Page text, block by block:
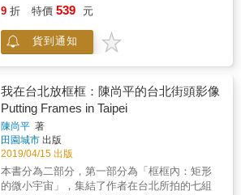
天象萊狀雲，以及唯獨守候才能拾獲的絕美日
出與夕陽。首先欣賞這二十件我心目中的佳
作，接著，就和我一同進入山林世界的探險
吧！」－－本書作者 吳孟韋（摘自內容
【Gallery】臺灣旅人誌精選，台灣最美20景）
本書特色 ◆容易閱讀，知識密度高。 ◆全書超
過120幅珍貴攝影作品，以實拍攝影作品呈現台
灣山林絕景之美。 ◆提供天氣預估、APP使
用、設備器材、構圖與參數設定等拍攝知識基
礎。 ◆實用的攝影指導： 【照片故事】照片的
幕後故事。包括如何勘景、構圖的想法、等待
與學習等過程。 【拍攝手法】鏡頭、焦段、參
數、快門的設定與抉擇 【光影】如何善用光
師的責任，期望用手中的鏡頭，將所見忠實記
些得來不易的驚喜一瞬 ‧雲海翻騰，我用兩套相
機變換角度輪流曝光。太陽漸漸升起，從珠峰
開始，陽光逐一點亮喜馬拉雅山脈群峰及雲
用，在我與希夏邦馬峰之間竟然形成了神聖的
佛光。 ‧秋天那次，我直接到達措學仁瑪，拍攝
到了兩次徒步中最美的照片。清晨，溫暖的陽
光依次灑落在珠峰、洛子峰、馬卡魯峰、珠穆
朗卓峰的山尖上，壯美輝煌。措學仁瑪湖湖水
清澈安靜，如同天空之鏡，眾峰倒影如同真實
般存在，曾經矛盾的真實與夢幻，那一刻完美
東京雙塔自助攝影行 ※ 特別收錄各種日本東京
自助行的小撇步，讓旅程更加順暢與豐富！ 在
IG（Instagram）、FB等網路社群中，你我經
限定的景致，每每讓人想要立刻訂購機票，親
臨現場感受與拍下那獨一無二的氛圍與美景。
然而，面對東京那龐大又複雜的JR、地鐵、公
車、巴士、甚至是水上交通工具的路線圖，總
是讓人感到頭暈目眩。而身為一個熱愛日本自
助行、喜歡攝影與旅遊的好手，更是不希望老
是去一些旅行團會造訪，吵雜且又難以好好取
景拍照的大眾化景點。 因此，本書邀請到親自
9 折 特價 539 元
貨到通知
我在台北放框框：陳尚平的台北街頭影像
Putting Frames in Taipei
陳尚平 著
田園城市 出版
2019/04/15 出版
本書分為二部分，第一部分為「框框內：矩形
的微小宇宙」，集結了作者在台北所拍的七組